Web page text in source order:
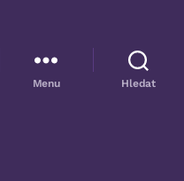
Menu Hledat